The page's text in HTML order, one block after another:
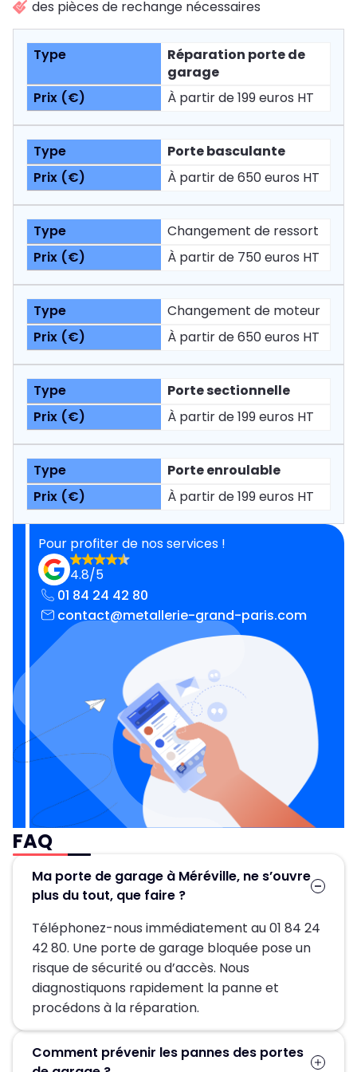
des pièces de rechange nécessaires
Réparation porte de
garage
À partir de 199 euros HT
Porte basculante
À partir de 650 euros HT
Changement de ressort
À partir de 750 euros HT
Changement de moteur
À partir de 650 euros HT
Porte sectionnelle
À partir de 199 euros HT
Porte enroulable
À partir de 199 euros HT
Pour profiter de nos services !
4.8/5
01 84 24 42 80
contact@metallerie-grand-paris.com
FAQ
Ma porte de garage à Méréville, ne s’ouvre
plus du tout, que faire ?
Téléphonez-nous immédiatement au 01 84 24
42 80. Une porte de garage bloquée pose un
risque de sécurité ou d’accès. Nous
diagnostiquons rapidement la panne et
procédons à la réparation.
Comment prévenir les pannes des portes